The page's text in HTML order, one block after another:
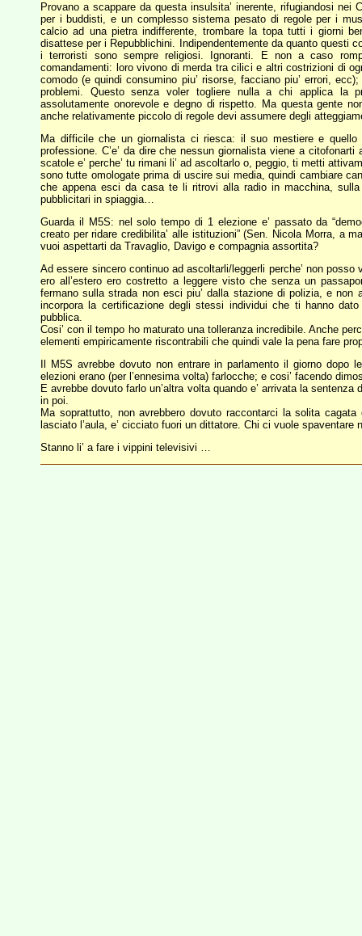
Provano a scappare da questa insulsita’ inerente, rifugiandosi
per i buddisti, e un complesso sistema pesato di regole per i
calcio ad una pietra indifferente, trombare la topa tutti i giorni
disattese per i Repubblichini. Indipendentemente da quanto questi
i terroristi sono sempre religiosi. Ignoranti. E non a caso
comandamenti: loro vivono di merda tra cilici e altri costrizioni di
comodo (e quindi consumino piu’ risorse, facciano piu’ errori,
problemi. Questo senza voler togliere nulla a chi applica la
assolutamente onorevole e degno di rispetto. Ma questa gente
anche relativamente piccolo di regole devi assumere degli
Ma difficile che un giornalista ci riesca: il suo mestiere e quello
professione. C’e’ da dire che nessun giornalista viene a
scatole e’ perche’ tu rimani li’ ad ascoltarlo o, peggio, ti metti
sono tutte omologate prima di uscire sui media, quindi cambiare
che appena esci da casa te li ritrovi alla radio in macchina,
pubblicitari in spiaggia…
Guarda il M5S: nel solo tempo di 1 elezione e’ passato da
creato per ridare credibilita’ alle istituzioni” (Sen. Nicola Morra, a
vuoi aspettarti da Travaglio, Davigo e compagnia assortita?
Ad essere sincero continuo ad ascoltarli/leggerli perche’ non
ero all’estero ero costretto a leggere visto che senza un
fermano sulla strada non esci piu’ dalla stazione di polizia, e
incorpora la certificazione degli stessi individui che ti hanno
pubblica.
Cosi’ con il tempo ho maturato una tolleranza incredibile. Anche
elementi empiricamente riscontrabili che quindi vale la pena fare
Il M5S avrebbe dovuto non entrare in parlamento il giorno dopo
elezioni erano (per l’ennesima volta) farlocche; e cosi’ facendo
E avrebbe dovuto farlo un’altra volta quando e’ arrivata la
in poi.
Ma soprattutto, non avrebbero dovuto raccontarci la solita
lasciato l’aula, e’ cicciato fuori un dittatore. Chi ci vuole spaventare
Stanno li’ a fare i vippini televisivi …